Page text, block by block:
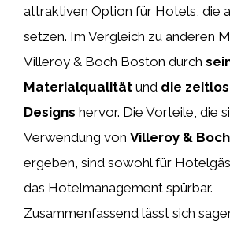
attraktiven Option für Hotels, die
setzen. Im Vergleich zu anderen
Villeroy & Boch Boston durch
Materialqualität und die
Designs hervor. Die Vorteile, die
Verwendung von Villeroy &
ergeben, sind sowohl für
das Hotelmanagement spürbar.
Zusammenfassend lässt sich